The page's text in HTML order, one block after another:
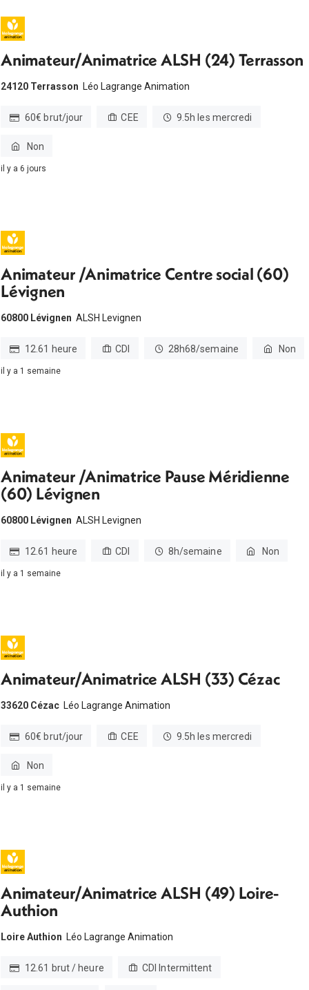
Animateur/Animatrice ALSH (24) Terrasson
24120 Terrasson Léo Lagrange Animation
60€ brut/jour CEE 9.5h les mercredi
Non
il y a 6 jours
Animateur /Animatrice Centre social (60)
Lévignen
60800 Lévignen ALSH Levignen
12.61 heure CDI 28h68/semaine Non
il y a 1 semaine
Animateur /Animatrice Pause Méridienne
(60) Lévignen
60800 Lévignen ALSH Levignen
12.61 heure CDI 8h/semaine Non
il y a 1 semaine
Animateur/Animatrice ALSH (33) Cézac
33620 Cézac Léo Lagrange Animation
60€ brut/jour CEE 9.5h les mercredi
Non
il y a 1 semaine
Animateur/Animatrice ALSH (49) Loire-
Authion
Loire Authion Léo Lagrange Animation
12.61 brut / heure CDI Intermittent